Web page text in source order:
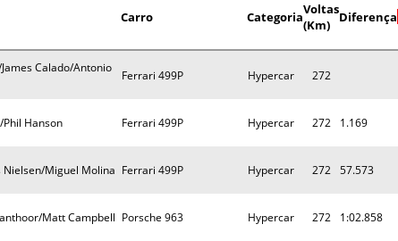
Carro CategoriaVoltas
(Km)
Diferença
Calado/Antonio
Ferrari 499P Hypercar 272
Phil Hanson Ferrari 499P Hypercar 272 1.169
Nielsen/Miguel Molina Ferrari 499P Hypercar 272 57.573
Matt Campbell Porsche 963 Hypercar 272 1:02.858